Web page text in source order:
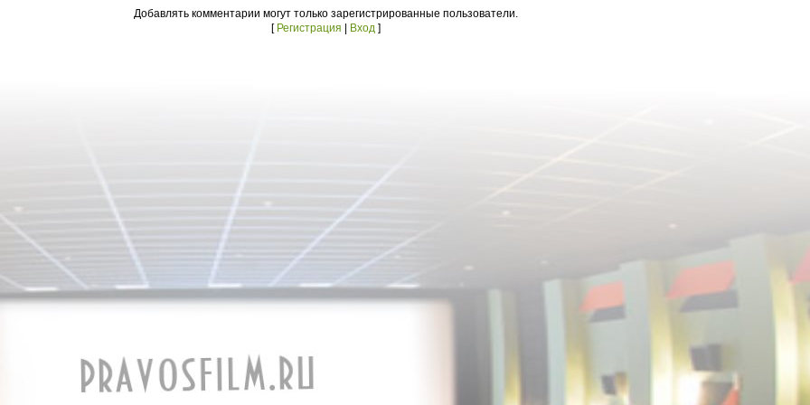
Добавлять комментарии могут только зарегистрированные пользователи.
[ Регистрация Вход ]